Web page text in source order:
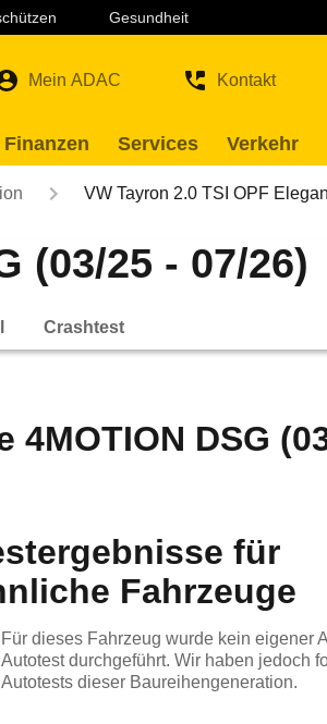
Gesundheit
Mein ADAC Kontakt
Services Verkehr
VW Tayron 2.0 TSI OPF
(03/25 - 07/26)
Crashtest
4MOTION DSG
für
Fahrzeuge
Für dieses Fahrzeug wurde kein eigener
Autotest durchgeführt. Wir haben jedoch
Autotests dieser Baureihengeneration.